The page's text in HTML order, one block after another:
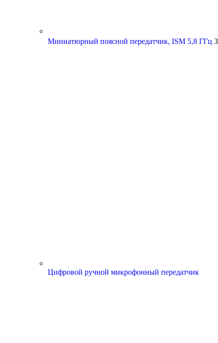
Миниатюрный поясной передатчик, ISM 5,8 ГГц
Цифровой ручной микрофонный передатчик